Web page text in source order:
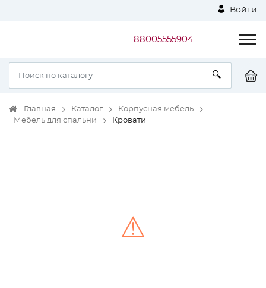
Войти
88005555904
Главная Каталог
Корпусная мебель
Мебель для спальни
Кровати
⚠